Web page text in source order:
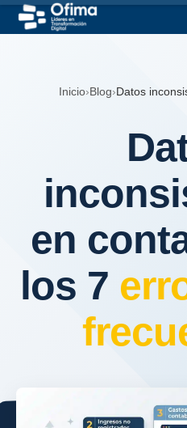
Ir
Inicio›Blog›Datos
en
los 7